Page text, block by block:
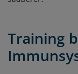
Training